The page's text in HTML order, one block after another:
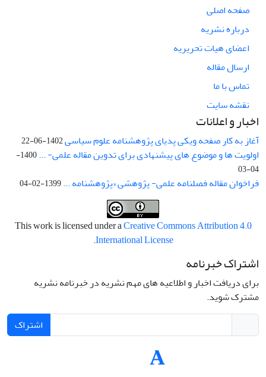
صفحه اصلی
درباره نشریه
اعضای هیات تحریریه
ارسال مقاله
تماس با ما
نقشه سایت
اخبار و اعلانات
آغاز به کار صفحه ویکی پدیای پژوهشنامه علوم سیاسی1402-06-22
اولویت ها و موضوع های پیشنهادی برای تدوین مقاله علمی- ...
1400-
04-03
فراخوان مقاله فصلنامه علمی- پژوهشی «پژوهشنامه ...1399-02-04
This work is licensed under aCreative Commons Attribution 4.0
International License
.
اشتراک خبرنامه
برای دریافت اخبار و اطلاعیه های مهم نشریه در خبرنامه نشریه
مشترک شوید.
اشتراک